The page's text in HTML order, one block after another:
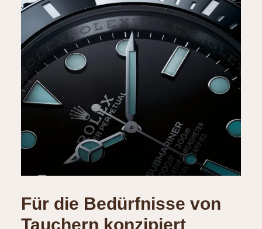
Für die Bedürfnisse von
Tauchern konzipiert